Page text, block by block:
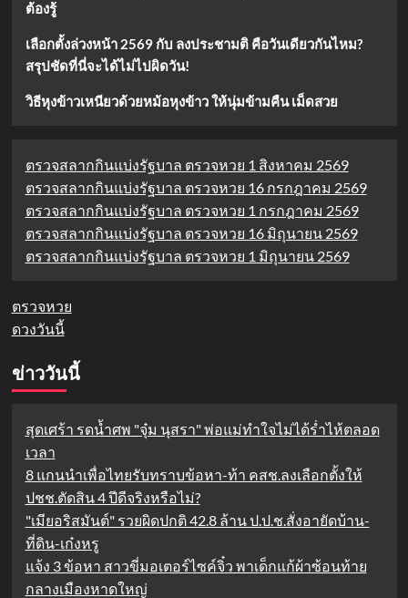
ต้องรู้
เลือกตั้งล่วงหน้า 2569 กับ ลงประชามติ คือวันเดียวกันไหม?
สรุปชัดที่นี่จะได้ไม่ไปผิดวัน!
วิธีหุงข้าวเหนียวด้วยหม้อหุงข้าว ให้นุ่มข้ามคืน เม็ดสวย
ตรวจสลากกินแบ่งรัฐบาล ตรวจหวย 1 สิงหาคม 2569
ตรวจสลากกินแบ่งรัฐบาล ตรวจหวย 16 กรกฎาคม 2569
ตรวจสลากกินแบ่งรัฐบาล ตรวจหวย 1 กรกฎาคม 2569
ตรวจสลากกินแบ่งรัฐบาล ตรวจหวย 16 มิถุนายน 2569
ตรวจสลากกินแบ่งรัฐบาล ตรวจหวย 1 มิถุนายน 2569
ตรวจหวย
ดวงวันนี้
ข่าววันนี้
สุดเศร้า รดน้ำศพ "จุ๋ม นุสรา" พ่อแม่ทำใจไม่ได้ร่ำไห้ตลอด
เวลา
8 แกนนำเพื่อไทยรับทราบข้อหา-ท้า คสช.ลงเลือกตั้งให้
ปชช.ตัดสิน 4 ปีดีจริงหรือไม่?
"เมียอริสมันต์" รวยผิดปกติ 42.8 ล้าน ป.ป.ช.สั่งอายัดบ้าน-
ที่ดิน-เก๋งหรู
แจ้ง 3 ข้อหา สาวขี่มอเตอร์ไซค์จิ๋ว พาเด็กแก้ผ้าซ้อนท้าย
กลางเมืองหาดใหญ่